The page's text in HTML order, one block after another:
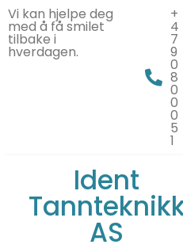
Vi kan hjelpe deg
med å få smilet
tilbake i
hverdagen.
+
4
7
9
0
8
0
0
0
5
1
Ident
AS